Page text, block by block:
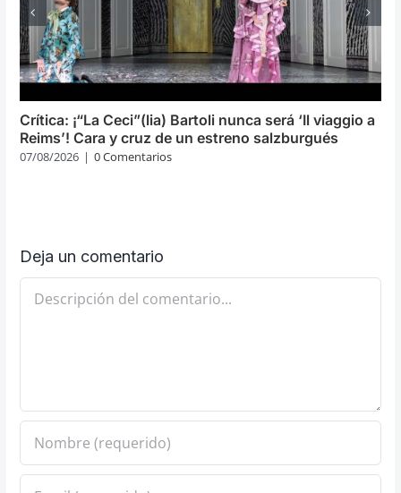
Crítica: ¡“La Ceci”(lia) Bartoli nunca será ‘Il viaggio a
Reims’! Cara y cruz de un estreno salzburgués
07/08/2026 | 0 Comentarios
Deja un comentario
Comentario